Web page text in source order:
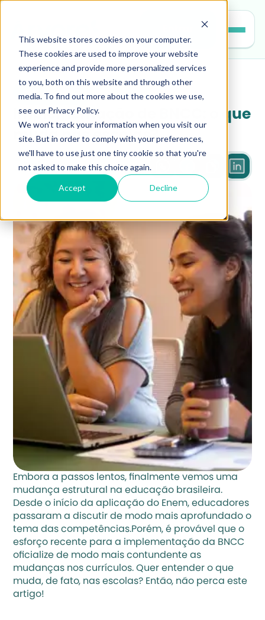
This website stores cookies on your computer.
These cookies are used to improve your website
experience and provide more personalized services
to you, both on this website and through other
media. To find out more about the cookies we use,
see our Privacy Policy.
We won't track your information when you visit our
site. But in order to comply with your preferences,
we'll have to use just one tiny cookie so that you're
not asked to make this choice again.
Accept Decline
educacao
Implementação de BNCC: o que
muda nas escolas?
2 min
Embora a passos lentos, finalmente vemos uma
mudança estrutural na educação brasileira.
Desde o início da aplicação do Enem, educadores
passaram a discutir de modo mais aprofundado o
tema das competências.Porém, é provável que o
esforço recente para a implementação da BNCC
oficialize de modo mais contundente as
mudanças nos currículos. Quer entender o que
muda, de fato, nas escolas? Então, não perca este
artigo!